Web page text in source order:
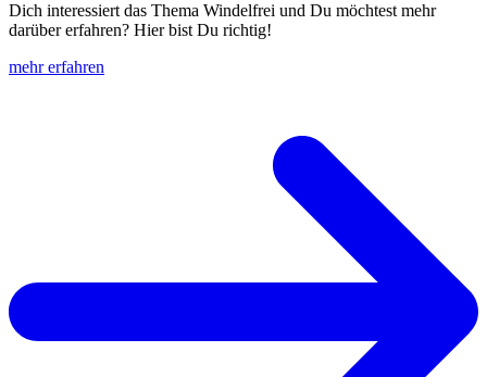
Dich interessiert das Thema Windelfrei und Du möchtest mehr
darüber erfahren? Hier bist Du richtig!
mehr erfahren